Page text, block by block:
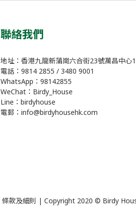
聯絡我們
地址：香港九龍新蒲崗六合街23號萬昌中心
電話：9814 2855 / 3480 9001
WhatsApp：98142855
WeChat：Birdy_House
Line：birdyhouse
電郵：info@birdyhousehk.com
條款及細則 | Copyright 2020 © Birdy